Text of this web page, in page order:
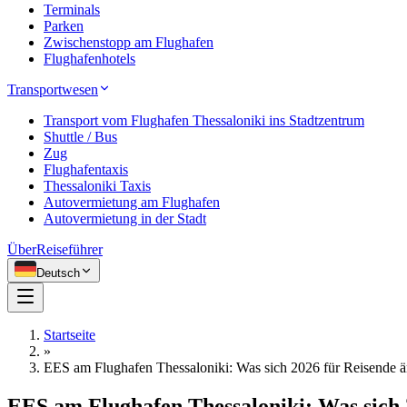
Terminals
Parken
Zwischenstopp am Flughafen
Flughafenhotels
Transportwesen
Transport vom Flughafen Thessaloniki ins Stadtzentrum
Shuttle / Bus
Zug
Flughafentaxis
Thessaloniki Taxis
Autovermietung am Flughafen
Autovermietung in der Stadt
ÜberReiseführer
Deutsch
Startseite
»
EES am Flughafen Thessaloniki: Was sich 2026 für Reisende